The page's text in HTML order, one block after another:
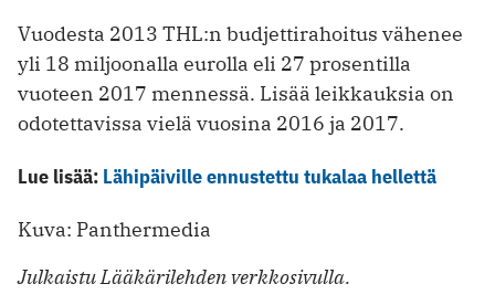
Vuodesta 2013 THL:n budjettirahoitus vähenee
yli 18 miljoonalla eurolla eli 27 prosentilla
vuoteen 2017 mennessä. Lisää leikkauksia on
odotettavissa vielä vuosina 2016 ja 2017.
Lue lisää: Lähipäiville ennustettu tukalaa hellettä
Kuva: Panthermedia
Julkaistu Lääkärilehden verkkosivulla.